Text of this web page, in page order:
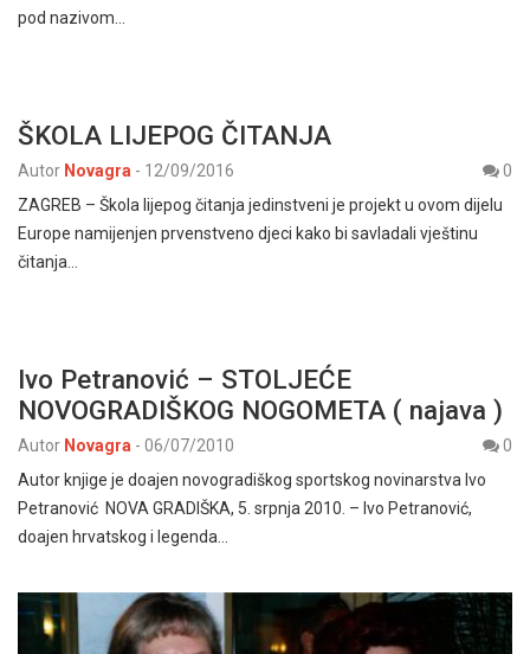
pod nazivom…
ŠKOLA LIJEPOG ČITANJA
Autor Novagra - 12/09/2016
0
ZAGREB – Škola lijepog čitanja jedinstveni je projekt u ovom dijelu
Europe namijenjen prvenstveno djeci kako bi savladali vještinu
čitanja…
Ivo Petranović – STOLJEĆE
NOVOGRADIŠKOG NOGOMETA ( najava )
Autor Novagra - 06/07/2010
0
Autor knjige je doajen novogradiškog sportskog novinarstva Ivo
Petranović NOVA GRADIŠKA, 5. srpnja 2010. – Ivo Petranović,
doajen hrvatskog i legenda…